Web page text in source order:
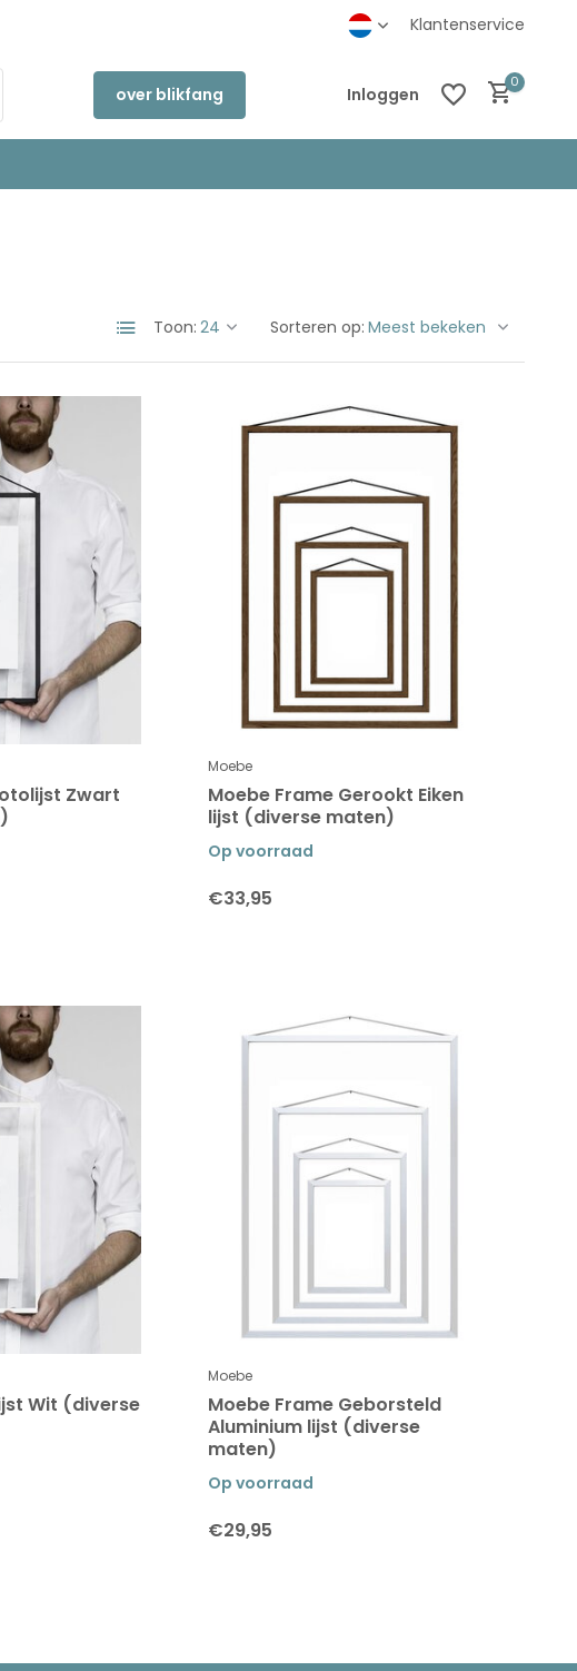
Klantenservice
over blikfang Inloggen
0
Toon: Sorteren op:
Zwart
Moebe
Moebe Frame Gerookt Eiken
lijst (diverse maten)
Op voorraad
€33,95
Wit (diverse
Moebe
Moebe Frame Geborsteld
Aluminium lijst (diverse
maten)
Op voorraad
€29,95